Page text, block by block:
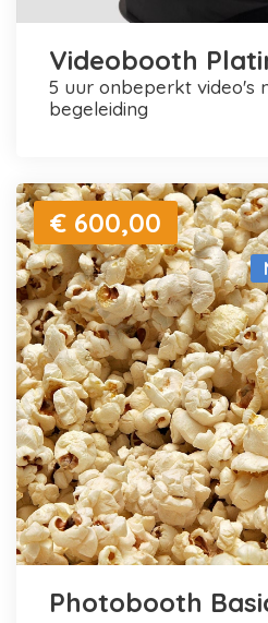
Videobooth
5 uur onbeperkt video's maken + personele
begeleiding
€ 600,00
Photobooth